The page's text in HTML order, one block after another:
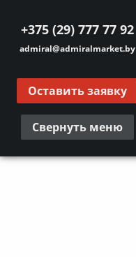
+375 (29) 777 77 92
admiral@admiralmarket.by
Оставить заявку
Свернуть меню